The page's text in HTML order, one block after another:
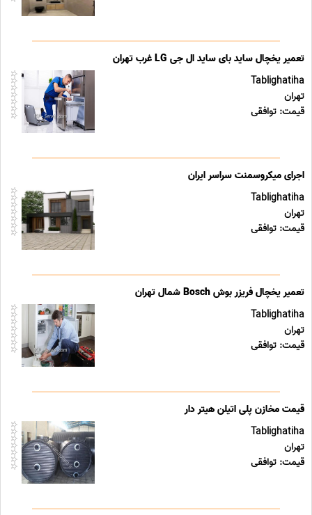
تعمیر یخچال ساید بای ساید ال جی LG غرب تهران
Tablighatiha
تهران
قیمت: توافقی
اجرای میکروسمنت سراسر ایران
Tablighatiha
تهران
قیمت: توافقی
تعمیر یخچال فریزر بوش Bosch شمال تهران
Tablighatiha
تهران
قیمت: توافقی
قیمت مخازن پلی اتیلن هیتر دار
Tablighatiha
تهران
قیمت: توافقی